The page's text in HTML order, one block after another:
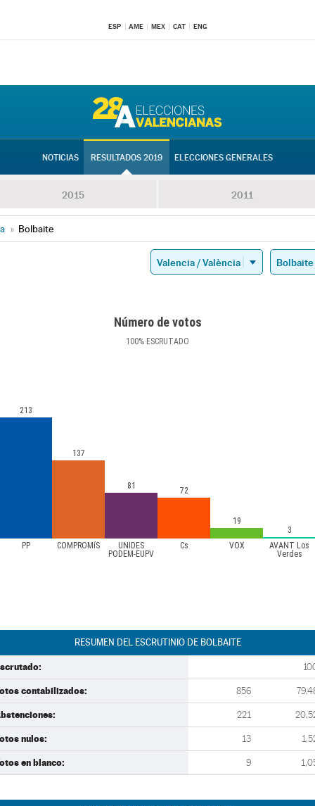
ESP AME MEX CAT ENG
NOTICIAS RESULTADOS 2019 ELECCIONES GENERALES
2015 2011
» Bolbaite
Número de votos
100% ESCRUTADO
PP COMPROMíS
UNIDES
PODEM-EUPV
Cs VOX
AVANT Los
Verdes
213
137
81 72
19
3
RESUMEN DEL ESCRUTINIO DE BOLBAITE
contabilizados: 856
221
nulos: 13
en blanco: 9